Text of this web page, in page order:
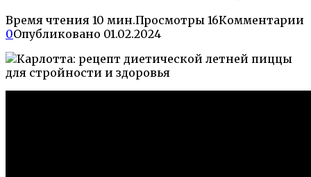
Время чтения 10 мин.Просмотры 16Комментарии
0Опубликовано 01.02.2024